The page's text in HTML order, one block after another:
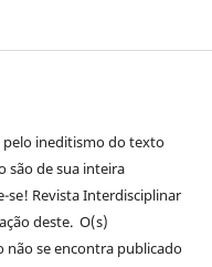
ineditismo do texto
são de sua inteira
se! Revista Interdisciplinar
deste. O(s)
se encontra publicado